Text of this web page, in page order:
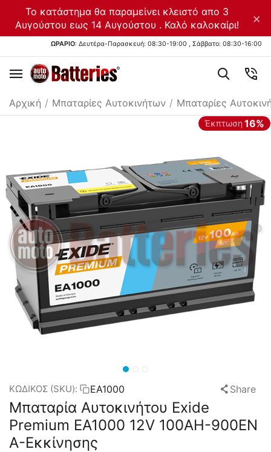
Το κατάστημα θα παραμείνει κλειστό απο 3
Αυγούστου εως 14 Αυγούστου . Καλό καλοκαίρι!
×
ΩΡΑΡΙΟ: Δευτέρα-Παρασκευή: 08:30-19:00 , Σάββατο: 08:30-16:00
Αρχική / Μπαταρίες Αυτοκινήτων / Μπαταρίες
Έκπτωση 16%
ΚΩΔΙΚΟΣ (SKU): EA1000 Share
Μπαταρία Αυτοκινήτου Exide
Premium EA1000 12V 100AH-900EN
A-Εκκίνησης